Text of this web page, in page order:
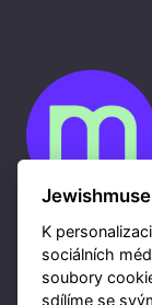
Cookies
Ochrana osobních
Whistleblowing
Kontakty
Mapa webu
K
sociálních
soubory
sdílíme se